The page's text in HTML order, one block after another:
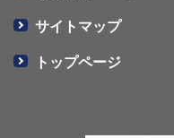
サイトマップ
トップページ